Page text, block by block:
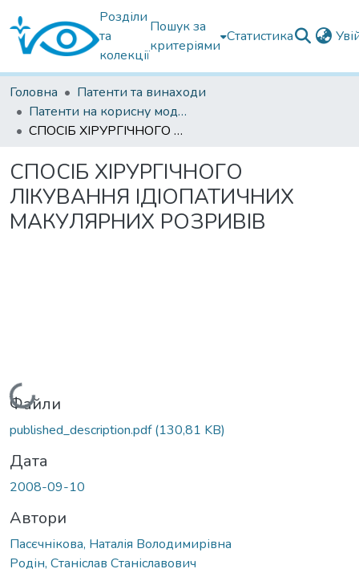
Розділи
та
колекції
Пошук за
критеріями
Статистика
Головна
Патенти та винаходи
Патенти на корисну модель
СПОСІБ ХІРУРГІЧНОГО ЛІКУВАННЯ ІДІОПАТИЧНИХ МАКУЛЯРНИХ РОЗРИВІВ
СПОСІБ ХІРУРГІЧНОГО
ЛІКУВАННЯ ІДІОПАТИЧНИХ
МАКУЛЯРНИХ РОЗРИВІВ
Вантажиться...
Файли
published_description.pdf(130,81 KB)
Дата
2008-09-10
Автори
Пасєчнікова, Наталія Володимирівна
Родін, Станіслав Станіславович